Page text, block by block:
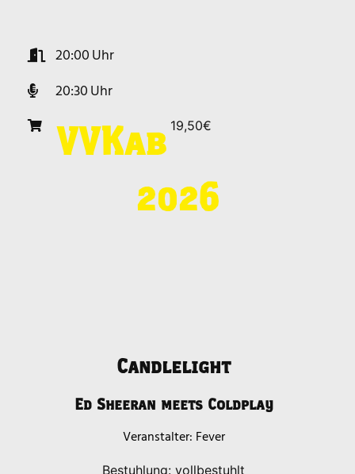
20:00
20:30
VVKab 19,50€
Candlelight
Ed Sheeran meets Coldplay
Fever
Bestuhlung: vollbestuhlt
2026